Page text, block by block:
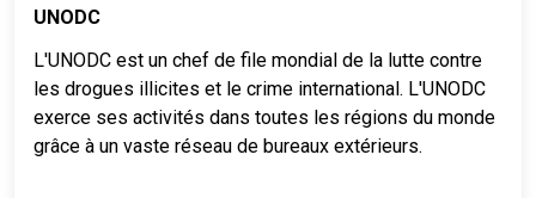
UNODC
L'UNODC est un chef de file mondial de la lutte contre
les drogues illicites et le crime international. L'UNODC
exerce ses activités dans toutes les régions du monde
grâce à un vaste réseau de bureaux extérieurs.